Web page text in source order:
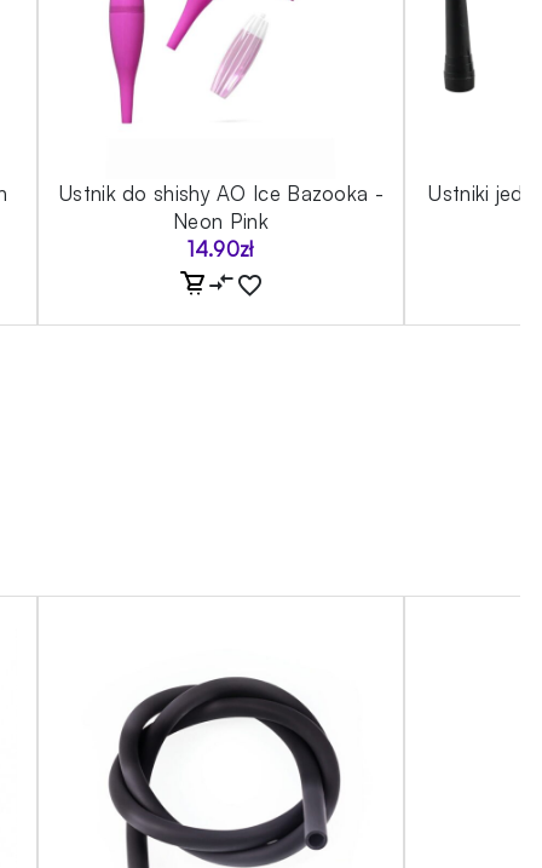
Ustnik do shishy AO Ice Bazooka -
Neon Pink
14.90zł
Ustniki